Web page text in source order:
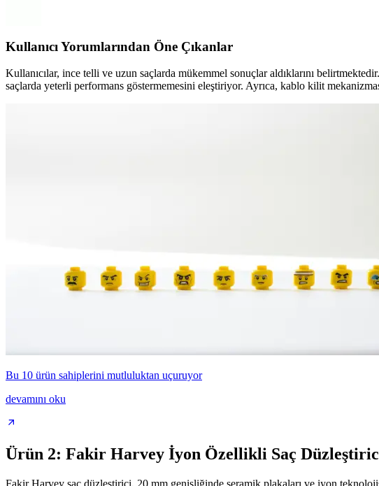
Kullanıcı Yorumlarından Öne Çıkanlar
Kullanıcılar, ince telli ve uzun saçlarda mükemmel sonuçlar aldıklarını
saçlarda yeterli performans göstermemesini eleştiriyor. Ayrıca, kablo kilit
Bu 10 ürün sahiplerini mutluluktan uçuruyor
devamını oku
Ürün 2: Fakir Harvey İyon Özellikli Saç